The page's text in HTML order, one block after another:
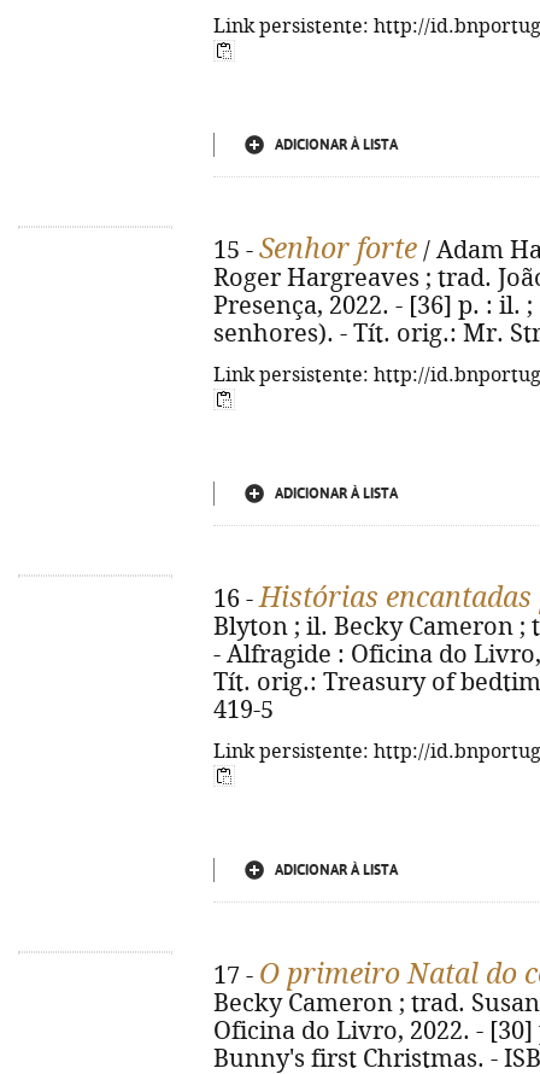
Link persistente: http://
ADICIONAR À LISTA
15 - Senhor forte / Adam
Roger Hargreaves ; trad.
Presença, 2022. - [36] p. : il.
senhores). - Tít. orig.: Mr.
Link persistente: http://
ADICIONAR À LISTA
16 -Histórias
Blyton ; il. Becky Cameron ;
- Alfragide : Oficina do
Tít. orig.: Treasury of
419-5
Link persistente: http://
ADICIONAR À LISTA
17 - O primeiro Natal do
Becky Cameron ; trad.
Oficina do Livro, 2022. -
Bunny's first Christmas. -